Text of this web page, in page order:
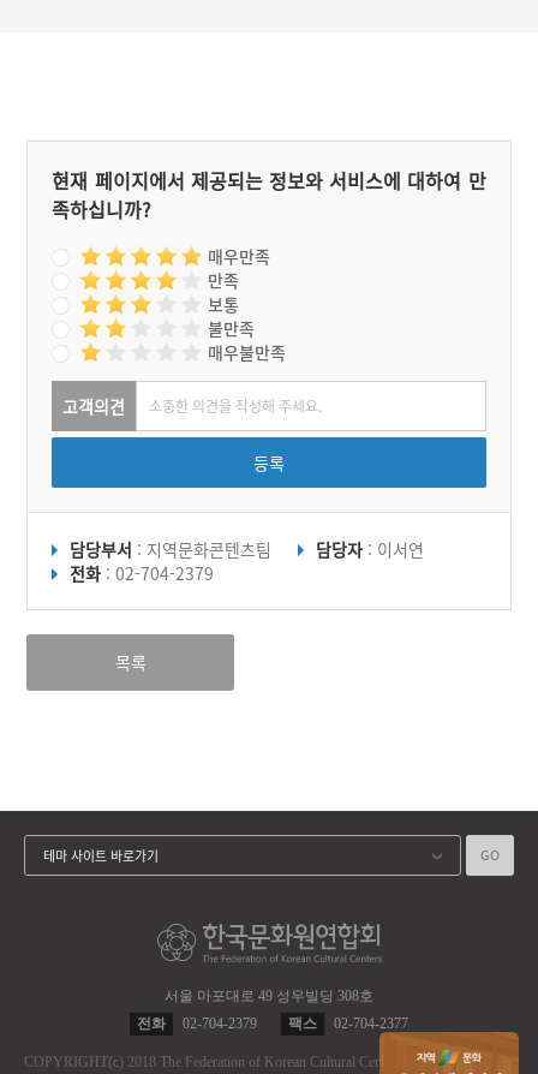
현재 페이지에서 제공되는 정보와 서비스에 대하여 만
족하십니까?
매우만족
만족
보통
불만족
매우불만족
고객의견
등록
담당부서 : 지역문화콘텐츠팀 담당자 : 이서연
전화 : 02-704-2379
목록
서울 마포대로 49 성우빌딩 308호
전화
02-704-2379 팩스 02-704-2377
COPYRIGHT(c) 2018 The Federation of Korean Cultural Centers.
ALL RIGHT RES
테마 사이트 바로가기 GO